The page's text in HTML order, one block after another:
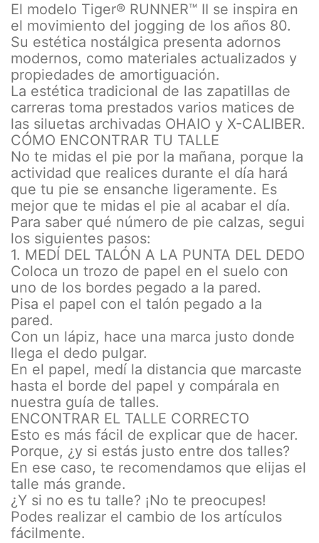
El modelo Tiger® RUNNER™ II se inspira en
el movimiento del jogging de los años 80.
Su estética nostálgica presenta adornos
modernos, como materiales actualizados y
propiedades de amortiguación.
La estética tradicional de las zapatillas de
carreras toma prestados varios matices de
las siluetas archivadas OHAIO y X-CALIBER.
CÓMO ENCONTRAR TU TALLE
No te midas el pie por la mañana, porque la
actividad que realices durante el día hará
que tu pie se ensanche ligeramente. Es
mejor que te midas el pie al acabar el día.
Para saber qué número de pie calzas, segui
los siguientes pasos:
1. MEDÍ DEL TALÓN A LA PUNTA DEL DEDO
Coloca un trozo de papel en el suelo con
uno de los bordes pegado a la pared.
Pisa el papel con el talón pegado a la
pared.
Con un lápiz, hace una marca justo donde
llega el dedo pulgar.
En el papel, medí la distancia que marcaste
hasta el borde del papel y compárala en
nuestra guía de talles.
ENCONTRAR EL TALLE CORRECTO
Esto es más fácil de explicar que de hacer.
Porque, ¿y si estás justo entre dos talles?
En ese caso, te recomendamos que elijas el
talle más grande.
¿Y si no es tu talle? ¡No te preocupes!
Podes realizar el cambio de los artículos
fácilmente.